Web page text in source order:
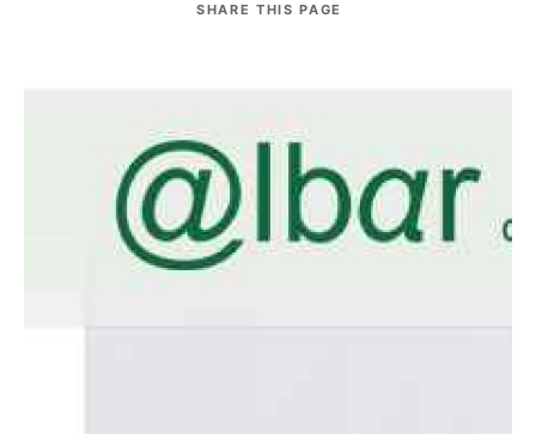
SHARE THIS PAGE